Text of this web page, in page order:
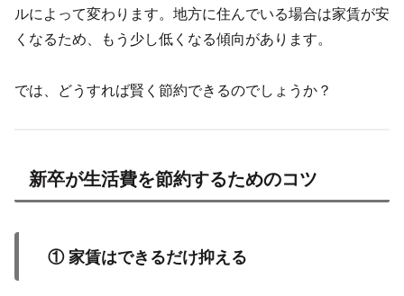
ルによって変わります。地方に住んでいる場合は家賃が安
くなるため、もう少し低くなる傾向があります。
では、どうすれば賢く節約できるのでしょうか？
新卒が生活費を節約するためのコツ
① 家賃はできるだけ抑える